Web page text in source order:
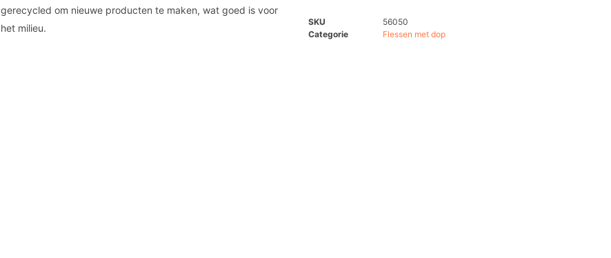
gerecycled om nieuwe producten te maken, wat goed is voor
het milieu.
SKU
56050
Categorie
Flessen met dop